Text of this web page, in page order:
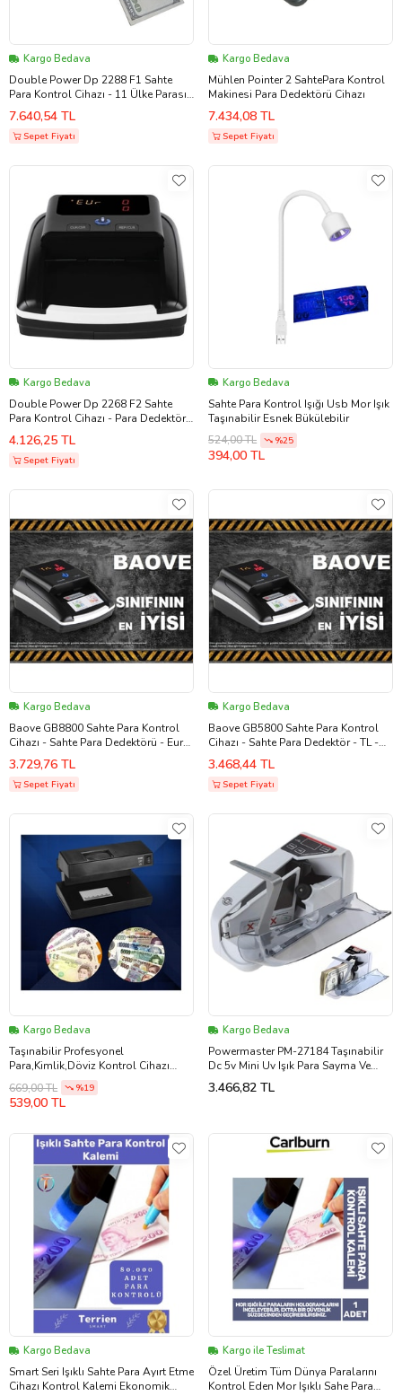
Kargo Bedava
Double Power Dp 2288 F1 Sahte
Para Kontrol Cihazı - 11 Ülke Parası -
Türkiye Ana Dağtıcısı
7.640,54 TL
Sepet Fiyatı
Kargo Bedava
Mühlen Pointer 2 SahtePara Kontrol
Makinesi Para Dedektörü Cihazı
7.434,08 TL
Sepet Fiyatı
Kargo Bedava
Double Power Dp 2268 F2 Sahte
Para Kontrol Cihazı - Para Dedektörü
- TL- Euro - Dolar - Yeni Sürüm -
Türkiye Ana Dağtıcısı
4.126,25 TL
Sepet Fiyatı
Kargo Bedava
Sahte Para Kontrol Işığı Usb Mor Işık
Taşınabilir Esnek Bükülebilir
524,00 TL
%25
394,00 TL
Kargo Bedava
Baove GB8800 Sahte Para Kontrol
Cihazı - Sahte Para Dedektörü - Euro
- Usd -TL- Gbp - Chf
3.729,76 TL
Sepet Fiyatı
Kargo Bedava
Baove GB5800 Sahte Para Kontrol
Cihazı - Sahte Para Dedektör - TL -
Euro
3.468,44 TL
Sepet Fiyatı
Kargo Bedava
Taşınabilir Profesyonel
Para,Kimlik,Döviz Kontrol Cihazı
Ultraviyole ve Büyüteçli Para
Dedektörü
669,00 TL %19
539,00 TL
Kargo Bedava
Powermaster PM-27184 Taşınabilir
Dc 5v Mini Uv Işık Para Sayma Ve
Kontrol Makinesi
3.466,82 TL
Kargo Bedava
Smart Seri Işıklı Sahte Para Ayırt Etme
Cihazı Kontrol Kalemi Ekonomik
Kargo ile Teslimat
Özel Üretim Tüm Dünya Paralarını
Kontrol Eden Mor Işıklı Sahe Para